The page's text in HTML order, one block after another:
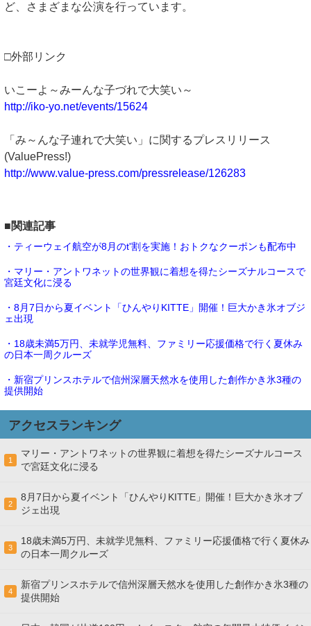
ど、さまざまな公演を行っています。
□外部リンク
いこーよ～みーんな子づれで大笑い～
http://iko-yo.net/events/15624
「み～んな子連れで大笑い」に関するプレスリリース
(ValuePress!)
http://www.value-press.com/pressrelease/126283
■関連記事
・ティーウェイ航空が8月のt'割を実施！おトクなクーポンも配布中
・マリー・アントワネットの世界観に着想を得たシーズナルコースで
宮廷文化に浸る
・8月7日から夏イベント「ひんやりKITTE」開催！巨大かき氷オブジ
ェ出現
・18歳未満5万円、未就学児無料、ファミリー応援価格で行く夏休み
の日本一周クルーズ
・新宿プリンスホテルで信州深層天然水を使用した創作かき氷3種の
提供開始
アクセスランキング
1
マリー・アントワネットの世界観に着想を得たシーズナルコース
で宮廷文化に浸る
2
8月7日から夏イベント「ひんやりKITTE」開催！巨大かき氷オブ
ジェ出現
3
18歳未満5万円、未就学児無料、ファミリー応援価格で行く夏休み
の日本一周クルーズ
4
新宿プリンスホテルで信州深層天然水を使用した創作かき氷3種の
提供開始